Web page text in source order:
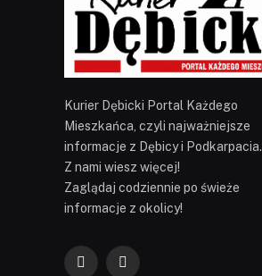
Kurier Dębicki Portal Każdego
Mieszkańca, czyli najważniejsze
informacje z Dębicy i Podkarpacia.
Z nami wiesz więcej!
Zaglądaj codziennie po świeże
informacje z okolicy!
FacebookYouTube